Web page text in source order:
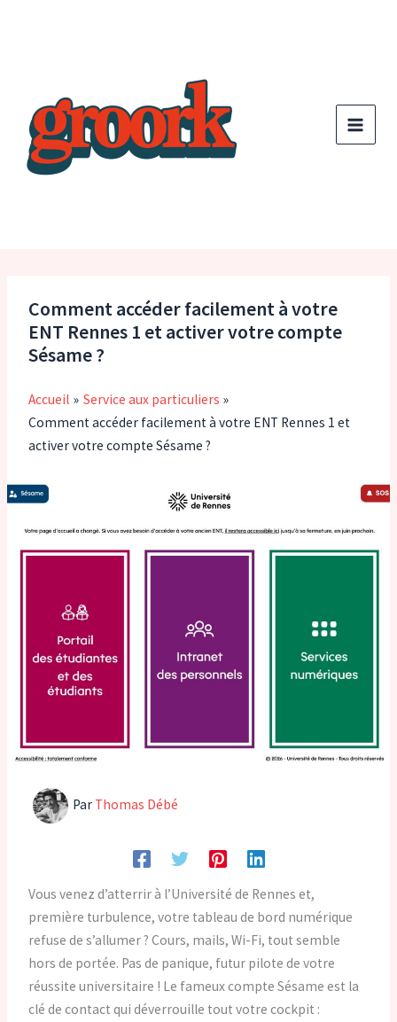
Comment accéder facilement à votre
ENT Rennes 1 et activer votre compte
Sésame ?
Accueil
Service aux particuliers
Comment accéder facilement à votre ENT Rennes 1 et
activer votre compte Sésame ?
Par Thomas Débé
Vous venez d’atterrir à l’Université de Rennes et,
première turbulence, votre tableau de bord numérique
refuse de s’allumer ? Cours, mails, Wi-Fi, tout semble
hors de portée. Pas de panique, futur pilote de votre
réussite universitaire ! Le fameux compte Sésame est la
clé de contact qui déverrouille tout votre cockpit :